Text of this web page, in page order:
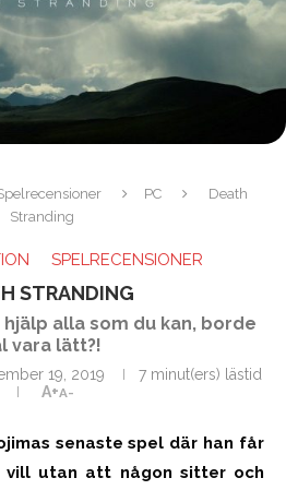
PC
Death
Stranding
SPELRECENSIONER
STRANDING
alla som du kan, borde
vara lätt?!
19, 2019
7 minut(ers) lästid
A+A-
senaste spel där han får
vill utan att någon sitter och